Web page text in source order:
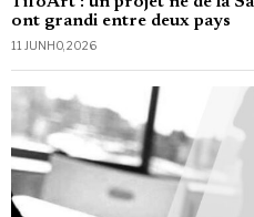
ont grandi entre deux pays
11 JUNHO, 2026